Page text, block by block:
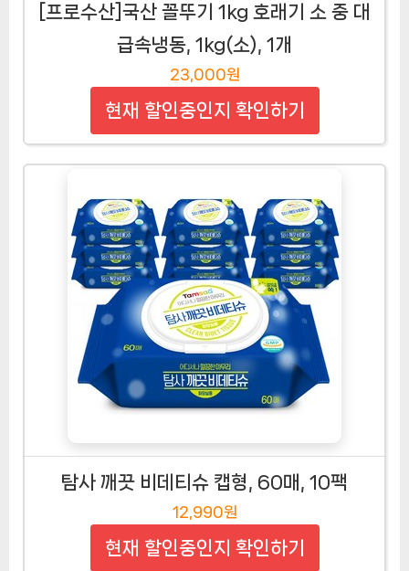
[프로수산]국산 꼴뚜기 1kg 호래기 소 중 대
급속냉동, 1kg(소), 1개
23,000원
현재 할인중인지 확인하기
탐사 깨끗 비데티슈 캡형, 60매, 10팩
12,990원
현재 할인중인지 확인하기